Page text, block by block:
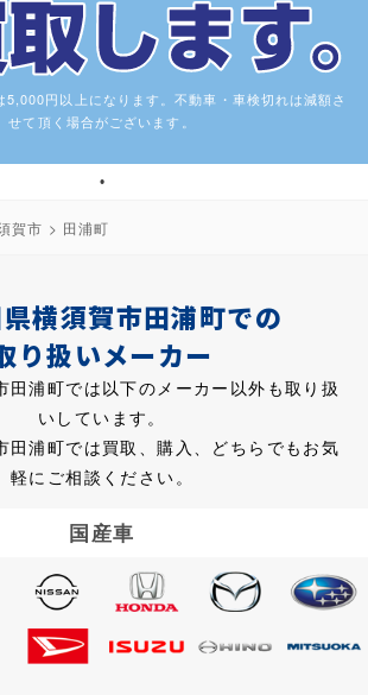
円以上になります。不動車・車検切れは減額さ
せて頂く場合がございます。
1
賀市 > 田浦町
横須賀市田浦町での
り扱いメーカー
田浦町では以下のメーカー以外も取り扱
いしています。
田浦町では買取、購入、どちらでもお気
軽にご相談ください。
国産車